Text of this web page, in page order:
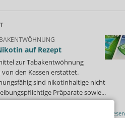
auf Rezept
zur Tabakentwöhnung
den Kassen erstattet.
sind nikotinhaltige nicht
Präparate sowie...
Alle Porträts lesen